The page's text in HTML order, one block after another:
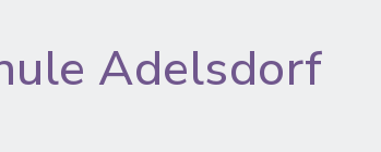
Adelsdorf